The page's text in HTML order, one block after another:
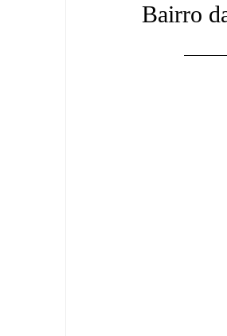
Bairro